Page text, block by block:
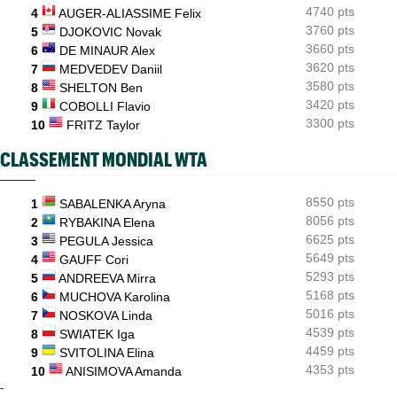
4
AUGER-ALIASSIME Felix
4740 pts
5
DJOKOVIC Novak
3760 pts
6
DE MINAUR Alex
3660 pts
7
MEDVEDEV Daniil
3620 pts
8
SHELTON Ben
3580 pts
9
COBOLLI Flavio
3420 pts
10
FRITZ Taylor 3300 pts
CLASSEMENT MONDIAL WTA
1 SABALENKA Aryna
8550 pts
2
RYBAKINA Elena
8056 pts
3
PEGULA Jessica
6625 pts
4
GAUFF Cori
5649 pts
5
ANDREEVA Mirra
5293 pts
6
MUCHOVA Karolina
5168 pts
7
NOSKOVA Linda
5016 pts
8
SWIATEK Iga
4539 pts
9
SVITOLINA Elina
4459 pts
10
ANISIMOVA Amanda 4353 pts
-